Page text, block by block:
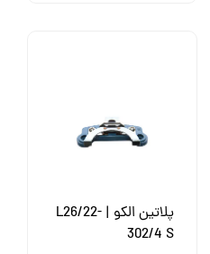
پلاتین الکو | L26/22-
302/4 S